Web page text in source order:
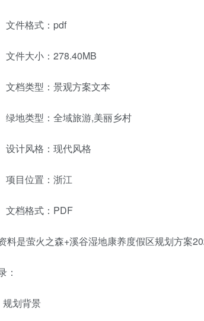
文件格式：pdf
文件大小：278.40MB
文档类型：景观方案文本
绿地类型：全域旅游,美丽乡村
设计风格：现代风格
项目位置：浙江
文档格式：PDF
料是萤火之森+溪谷湿地康养度假区规划方案
：
规划背景